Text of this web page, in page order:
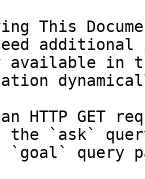
This
in
HTTP GET
the `ask`
`goal` query